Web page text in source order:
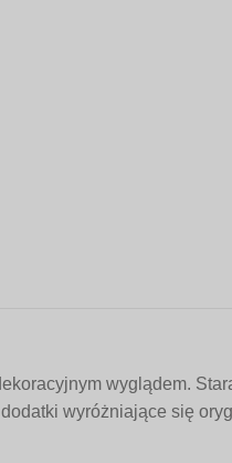
wyglądem.
wyróżniające się